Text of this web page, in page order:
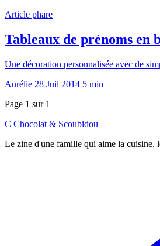
Article phare
Tableaux de prénoms en
Une décoration personnalisée avec de
Aurélie 28 Juil 2014 5 min
Page 1 sur 1
C Chocolat & Scoubidou
Le zine d'une famille qui aime la cuisine,